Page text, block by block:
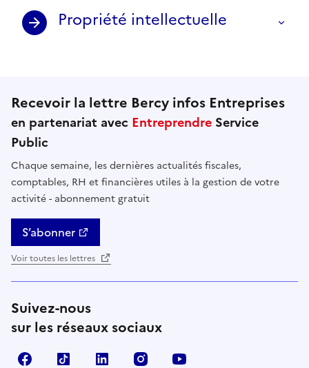
Propriété intellectuelle
Recevoir la lettre Bercy infos Entreprises
en partenariat avec Entreprendre Service
Public
Chaque semaine, les dernières actualités fiscales,
comptables, RH et financières utiles à la gestion de votre
activité - abonnement gratuit
S’abonner
Voir toutes les lettres
Suivez-nous
sur les réseaux sociaux
FacebookTikTok Linkedin Instagram